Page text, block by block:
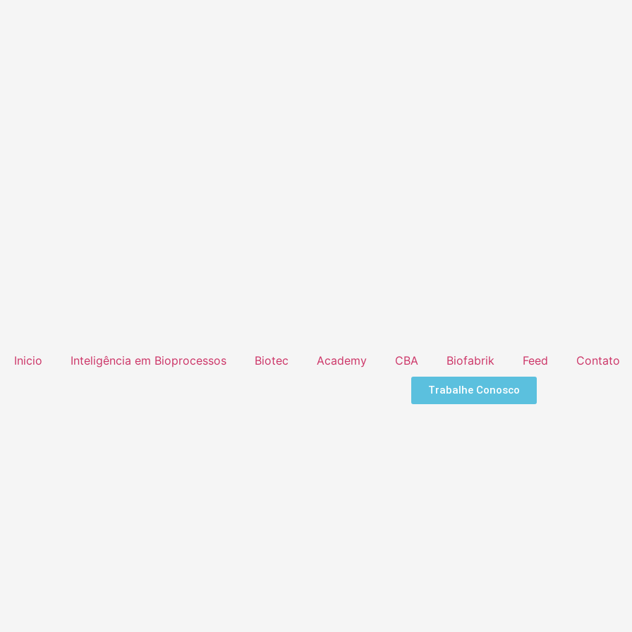
Inicio Inteligência em Bioprocessos Biotec Academy CBA Biofabrik Feed Contato
Trabalhe Conosco